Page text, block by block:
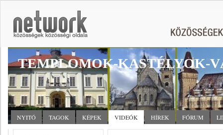
TEMPLOMOK-KASTÉLYOK-
NYITÓ TAGOK KÉPEK VIDEÓK HÍREK FÓRUM